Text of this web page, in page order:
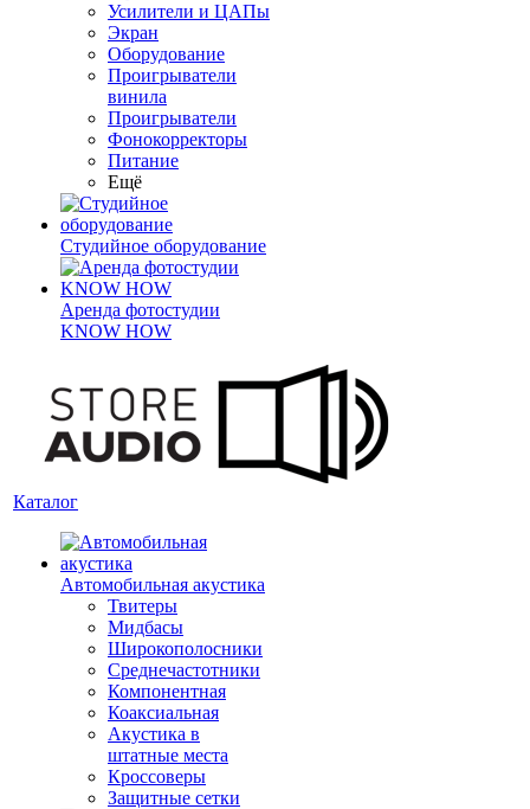
Усилители и ЦАПы
Экран
Оборудование
Проигрыватели
винила
Проигрыватели
Фонокорректоры
Питание
Ещё
Студийное оборудование
Аренда фотостудии
KNOW HOW
Каталог
Автомобильная акустика
Твитеры
Мидбасы
Широкополосники
Среднечастотники
Компонентная
Коаксиальная
Акустика в
штатные места
Кроссоверы
Защитные сетки